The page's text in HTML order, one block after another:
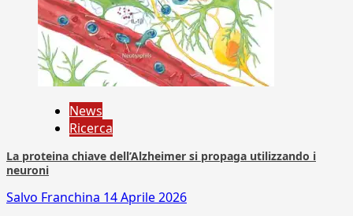
News
Ricerca
La proteina chiave dell’Alzheimer si propaga utilizzando i
neuroni
Salvo Franchina 14 Aprile 2026